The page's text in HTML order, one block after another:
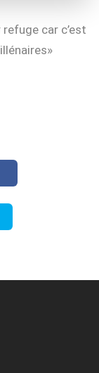
refuge car c’est